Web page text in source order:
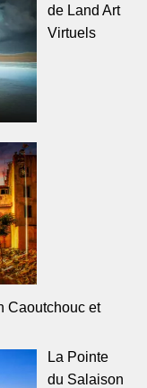
de Land Art
Virtuels
Caoutchouc et
La Pointe
du Salaison